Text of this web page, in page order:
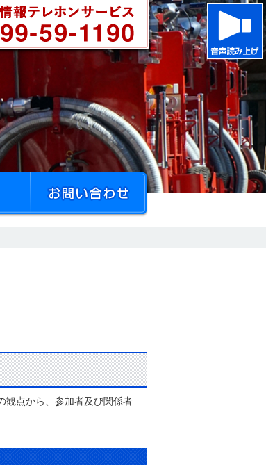
消防テレフォンサービス
お問い合わせ
観点から、参加者及び関係者